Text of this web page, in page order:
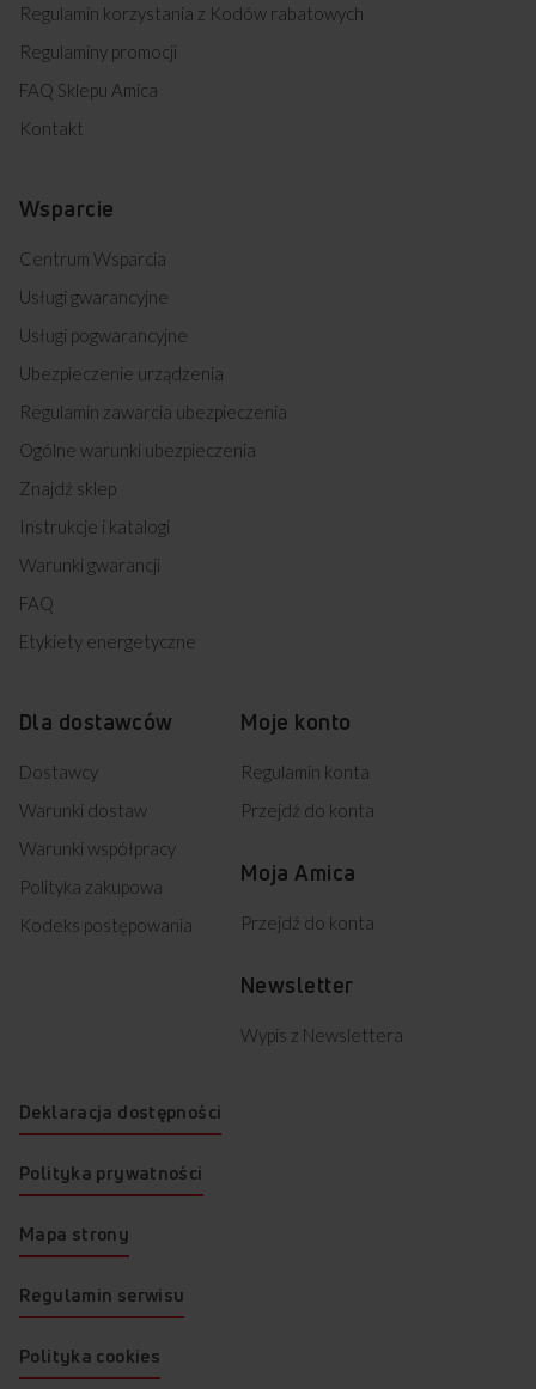
Regulamin korzystania z Kodów rabatowych
Regulaminy promocji
FAQ Sklepu Amica
Kontakt
Wsparcie
Centrum Wsparcia
Usługi gwarancyjne
Usługi pogwarancyjne
Ubezpieczenie urządzenia
Regulamin zawarcia ubezpieczenia
Ogólne warunki ubezpieczenia
Znajdź sklep
Instrukcje i katalogi
Warunki gwarancji
FAQ
Etykiety energetyczne
Dla dostawców
Dostawcy
Warunki dostaw
Warunki współpracy
Polityka zakupowa
Kodeks postępowania
Moje konto
Regulamin konta
Przejdź do konta
Moja Amica
Przejdź do konta
Newsletter
Wypis z Newslettera
Deklaracja dostępności
Polityka prywatności
Mapa strony
Regulamin serwisu
Polityka cookies